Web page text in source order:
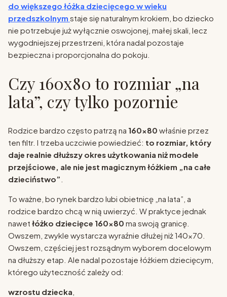
do większego łóżka dziecięcego w wieku
przedszkolnym staje się naturalnym krokiem, bo dziecko
nie potrzebuje już wyłącznie oswojonej, małej skali, lecz
wygodniejszej przestrzeni, która nadal pozostaje
bezpieczna i proporcjonalna do pokoju.
Czy 160x80 to rozmiar „na
lata”, czy tylko pozornie
Rodzice bardzo często patrzą na 160x80 właśnie przez
ten filtr. I trzeba uczciwie powiedzieć: to rozmiar, który
daje realnie dłuższy okres użytkowania niż modele
przejściowe, ale nie jest magicznym łóżkiem „na całe
dzieciństwo”
To ważne, bo rynek bardzo lubi obietnicę „na lata”, a
rodzice bardzo chcą w nią uwierzyć. W praktyce jednak
nawet łóżko dziecięce 160x80 ma swoją granicę.
Owszem, zwykle wystarcza wyraźnie dłużej niż 140x70.
Owszem, częściej jest rozsądnym wyborem docelowym
na dłuższy etap. Ale nadal pozostaje łóżkiem dziecięcym,
którego użyteczność zależy od:
wzrostu dziecka